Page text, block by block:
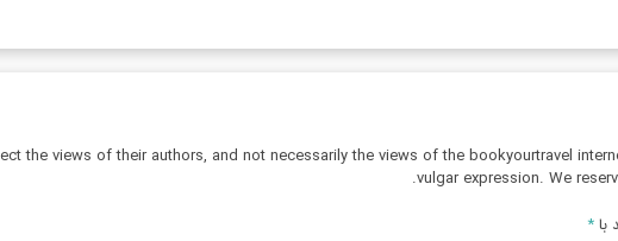
the views of their authors, and not necessarily the views of the bookyourtravel
vulgar expression. We
*